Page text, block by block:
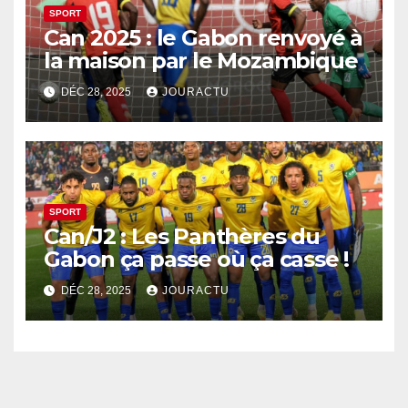
SPORT
Can 2025 : le Gabon renvoyé à
la maison par le Mozambique
DÉC 28, 2025 JOURACTU
SPORT
Can/J2 : Les Panthères du
Gabon ça passe où ça casse !
DÉC 28, 2025 JOURACTU